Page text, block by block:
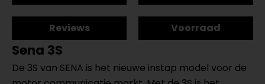
Reviews Voorraad
Sena 3S
De 3S van SENA is het nieuwe instap model voor de